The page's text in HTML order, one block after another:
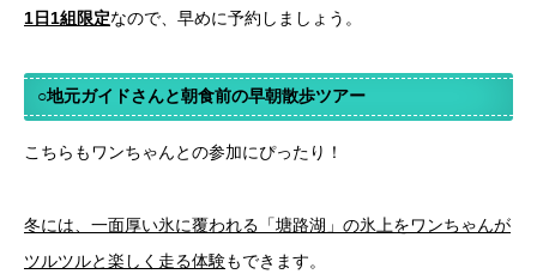
1日1組限定なので、早めに予約しましょう。
○地元ガイドさんと朝食前の早朝散歩ツアー
こちらもワンちゃんとの参加にぴったり！
冬には、一面厚い氷に覆われる「塘路湖」の氷上をワンちゃんが
ツルツルと楽しく走る体験もできます。